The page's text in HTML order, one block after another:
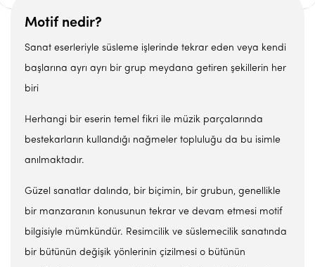
Motif nedir?
Sanat eserleriyle süsleme işlerinde tekrar eden veya kendi
başlarına ayrı ayrı bir grup meydana getiren şekillerin her
biri
Herhangi bir eserin temel fikri ile müzik parçalarında
bestekarların kullandığı nağmeler topluluğu da bu isimle
anılmaktadır.
Güzel sanatlar dalında, bir biçimin, bir grubun, genellikle
bir manzaranın konusunun tekrar ve devam etmesi motif
bilgisiyle mümkündür. Resimcilik ve süslemecilik sanatında
bir bütünün değişik yönlerinin çizilmesi o bütünün